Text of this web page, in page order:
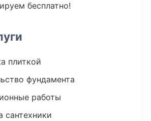
бесплатно!
плиткой
фундамента
работы
сантехники